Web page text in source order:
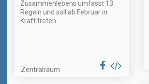
Zusammenlebens umfasst 13
Regeln und soll ab Februar in
Kraft treten.
Zentralraum